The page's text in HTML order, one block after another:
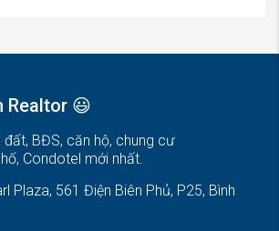
Realtor 😃
đất, BĐS, căn hộ, chung cư
Condotel mới nhất.
Plaza, 561 Điện Biên Phủ, P25, Bình